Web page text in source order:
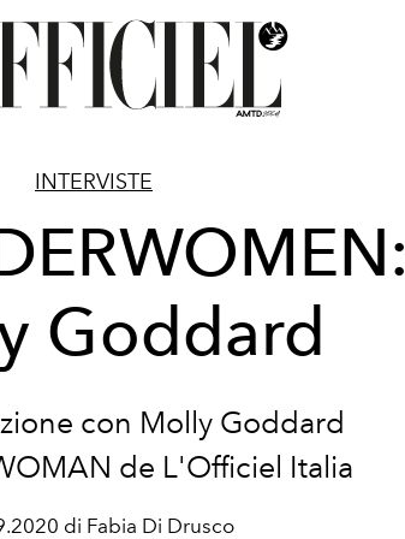
INTERVISTE
Goddard
con Molly Goddard
de L'Officiel Italia
di Fabia Di Drusco